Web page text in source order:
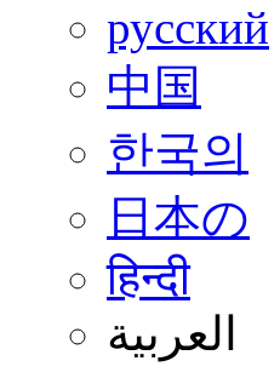
русский
中国
한국의
日本の
हिन्दी
العربية